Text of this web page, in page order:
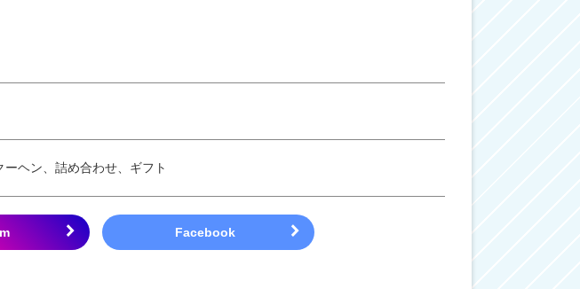
ヘン、詰め合わせ、ギフト